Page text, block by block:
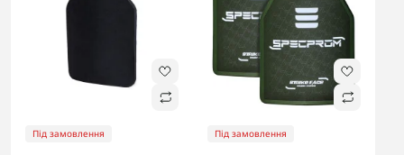
Під замовлення Під замовлення